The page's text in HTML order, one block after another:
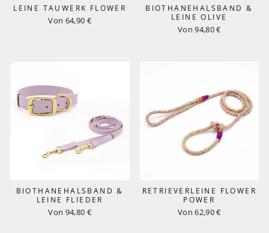
LEINE TAUWERK FLOWER
Von 64,90 €
BIOTHANEHALSBAND &
LEINE OLIVE
Von 94,80 €
BIOTHANEHALSBAND &
LEINE FLIEDER
Von 94,80 €
RETRIEVERLEINE FLOWER
POWER
Von 62,90 €